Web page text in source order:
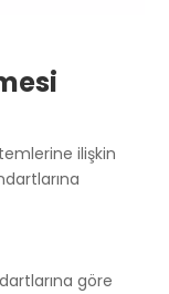
ilişkin
göre